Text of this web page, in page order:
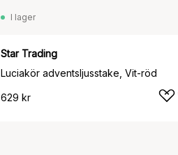
I lager
Star Trading
Luciakör adventsljusstake, Vit-röd
629 kr